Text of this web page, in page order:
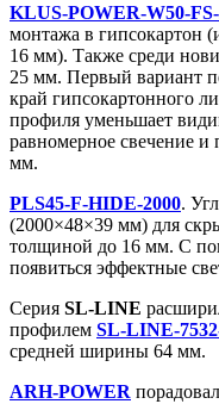
KLUS-POWER-W50-
монтажа в гипсокартон
16 мм). Также среди
25 мм. Первый вариант
край гипсокартонного
профиля уменьшает
равномерное свечение
мм.
PLS45-F-HIDE-2000.
(2000×48×39 мм) для
толщиной до 16 мм. С
появиться эффектные
Серия SL-LINE
профилем SL-LINE-
средней ширины 64 мм.
ARH-POWER